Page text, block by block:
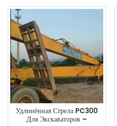
Удлинённая Стрела PC300
Для Экскаваторов –